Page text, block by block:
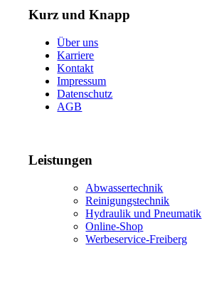
Kurz und Knapp
Über uns
Karriere
Kontakt
Impressum
Datenschutz
AGB
Leistungen
Abwassertechnik
Reinigungstechnik
Hydraulik und Pneumatik
Online-Shop
Werbeservice-Freiberg